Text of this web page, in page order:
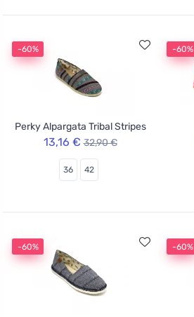
-60%
Perky Alpargata Tribal Stripes
13,16 € 32,90 €
36 42
-60%
-60% -60%